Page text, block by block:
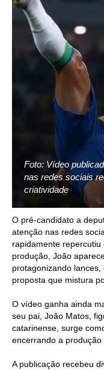
Foto: Vídeo
nas redes sociais
criatividade
O pré-candidato a
atenção nas redes
rapidamente
produção, João
protagonizando
proposta que mistura
O vídeo ganha ainda
seu pai, João Matos,
catarinense, surge
encerrando a produção
A publicação recebeu